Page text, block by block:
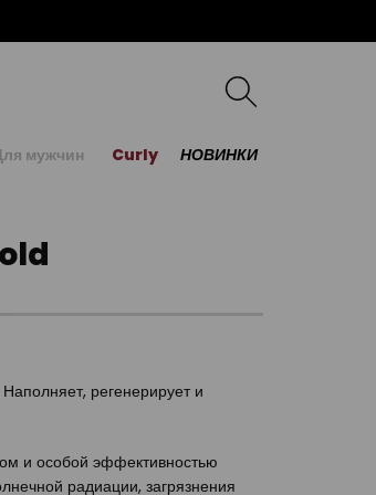
мужчин Curly НОВИНКИ
регенерирует и
и особой эффективностью
радиации, загрязнения